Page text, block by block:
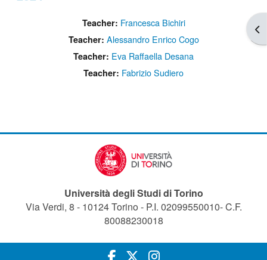
Teacher: Francesca Bichiri
Teacher: Alessandro Enrico Cogo
Teacher: Eva Raffaella Desana
Teacher: Fabrizio Sudiero
Università degli Studi di Torino
Via Verdi, 8 - 10124 Torino - P.I. 02099550010- C.F.
80088230018